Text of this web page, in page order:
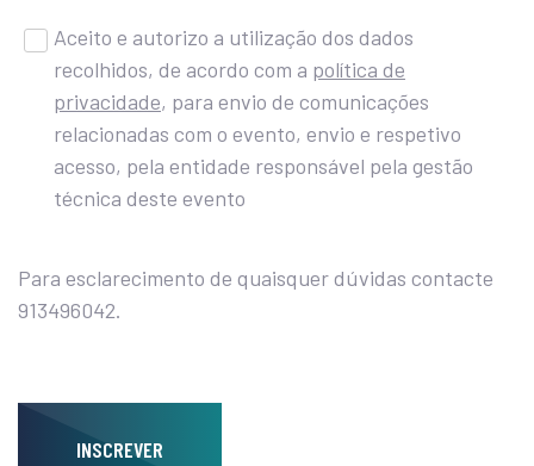
Aceito e autorizo a utilização dos dados
recolhidos, de acordo com a política de
privacidade, para envio de comunicações
relacionadas com o evento, envio e respetivo
acesso, pela entidade responsável pela gestão
técnica deste evento
Para esclarecimento de quaisquer dúvidas contacte
913496042.
INSCREVER